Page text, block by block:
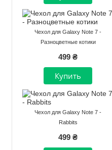
Чехол для Galaxy Note 7 -
Разноцветные котики
499 ₴
Чехол для Galaxy Note 7 -
Rabbits
499 ₴